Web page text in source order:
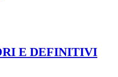
E DEFINITIVI